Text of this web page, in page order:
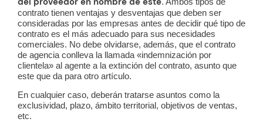
contrato tienen ventajas y desventajas que deben ser
consideradas por las empresas antes de decidir qué tipo de
contrato es el más adecuado para sus necesidades
comerciales. No debe olvidarse, además, que el contrato
de agencia conlleva la llamada «indemnización por
clientela» al agente a la extinción del contrato, asunto que
este que da para otro artículo.
En cualquier caso, deberán tratarse asuntos como la
exclusividad, plazo, ámbito territorial, objetivos de ventas,
etc.